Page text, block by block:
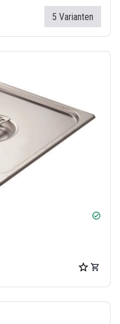
5 Varianten
check_circle